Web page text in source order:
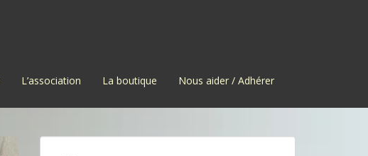
L’association La boutique Nous aider / Adhérer